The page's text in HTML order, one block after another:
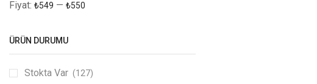
Fiyat: ₺549 — ₺550
ÜRÜN DURUMU
Stokta Var (127)